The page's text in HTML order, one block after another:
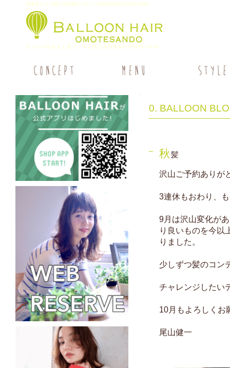
表参道ヒルズ裏の原宿駅からすぐの美容室BALLOON HAIR
モデルや有名人も通う、今人気の美容室BALLOON HAIR
0. BALLOON
秋 髪
沢山ご予約ありが
3連休もおわり、
9月は沢山変化が
り良いものを今以
りました。
少しずつ髪のコン
チャレンジしたい
10月もよろしくお
尾山健一